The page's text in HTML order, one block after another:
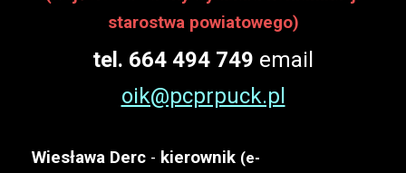
starostwa powiatowego)
tel. 664 494 749 email
oik@pcprpuck.pl
Wiesława Derc - kierownik (e-